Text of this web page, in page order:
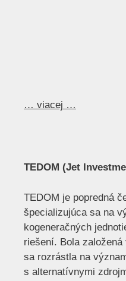
… viacej …
TEDOM (Jet
TEDOM je popredná
špecializujúca sa na
kogeneračných
riešení. Bola
sa rozrástla na
s alternatívnymi